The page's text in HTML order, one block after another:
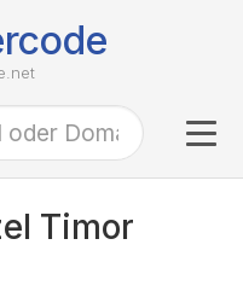
Timor